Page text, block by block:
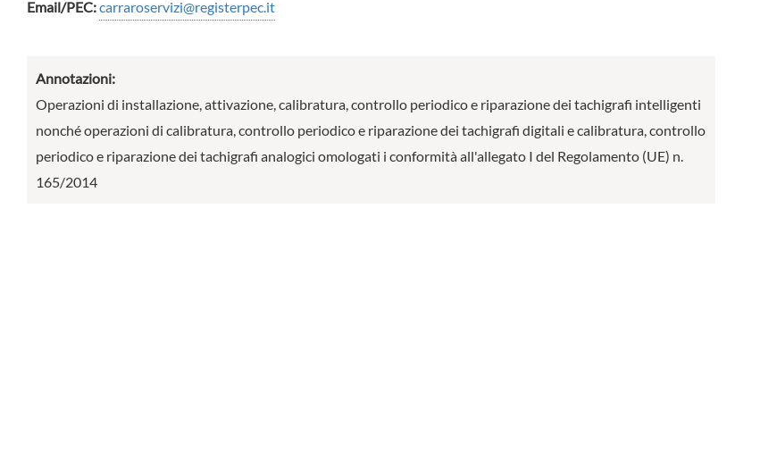
Email/PEC:carraroservizi@registerpec.it
Annotazioni:
Operazioni di installazione, attivazione, calibratura, controllo periodico e riparazione dei tachigrafi intelligenti
nonché operazioni di calibratura, controllo periodico e riparazione dei tachigrafi digitali e calibratura, controllo
periodico e riparazione dei tachigrafi analogici omologati i conformità all'allegato I del Regolamento (UE) n.
165/2014